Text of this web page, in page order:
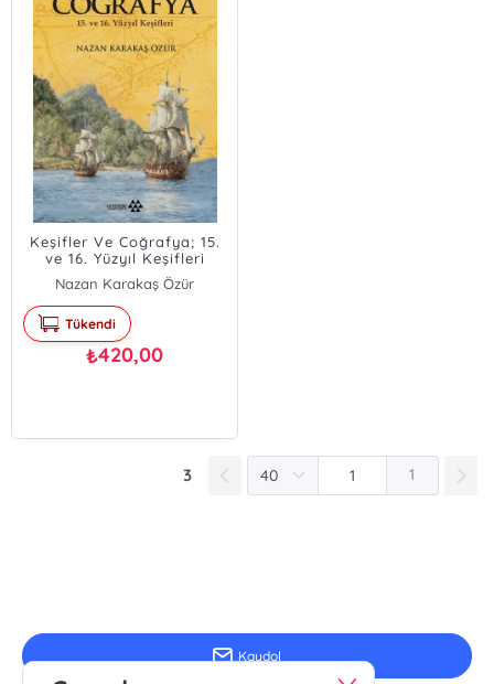
Keşifler Ve Coğrafya; 15.
ve 16. Yüzyıl Keşifleri
Nazan Karakaş Özür
Tükendi
₺420,00
3 1
Kaydol